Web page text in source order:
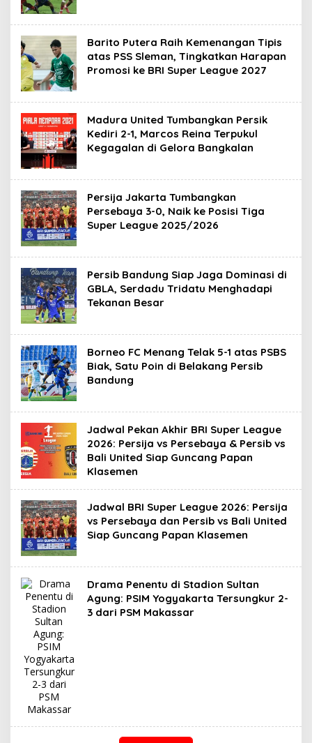
Barito Putera Raih Kemenangan Tipis
atas PSS Sleman, Tingkatkan Harapan
Promosi ke BRI Super League 2027
Madura United Tumbangkan Persik
Kediri 2-1, Marcos Reina Terpukul
Kegagalan di Gelora Bangkalan
Persija Jakarta Tumbangkan
Persebaya 3-0, Naik ke Posisi Tiga
Super League 2025/2026
Persib Bandung Siap Jaga Dominasi di
GBLA, Serdadu Tridatu Menghadapi
Tekanan Besar
Borneo FC Menang Telak 5-1 atas PSBS
Biak, Satu Poin di Belakang Persib
Bandung
Jadwal Pekan Akhir BRI Super League
2026: Persija vs Persebaya & Persib vs
Bali United Siap Guncang Papan
Klasemen
Jadwal BRI Super League 2026: Persija
vs Persebaya dan Persib vs Bali United
Siap Guncang Papan Klasemen
Drama Penentu di Stadion Sultan
Agung: PSIM Yogyakarta Tersungkur 2-
3 dari PSM Makassar